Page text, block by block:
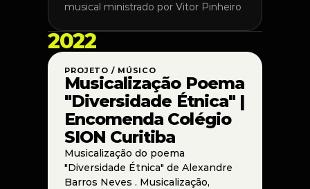
musical ministrado por Vitor Pinheiro
2022
PROJETO / MÚSICO
Musicalização Poema
"Diversidade Étnica" |
Encomenda Colégio
SION Curitiba
Musicalização do poema
"Diversidade Étnica" de Alexandre
Barros Neves . Musicalização,